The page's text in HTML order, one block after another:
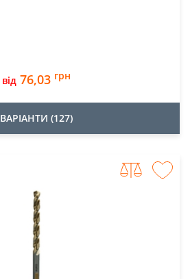
від 76,03 грн
ВАРІАНТИ (127)